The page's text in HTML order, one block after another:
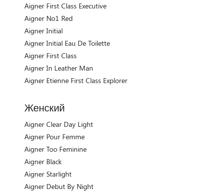
Aigner First Class Executive
Aigner No1 Red
Aigner Initial
Aigner Initial Eau De Toilette
Aigner First Class
Aigner In Leather Man
Aigner Etienne First Class Explorer
Женский
Aigner Clear Day Light
Aigner Pour Femme
Aigner Too Feminine
Aigner Black
Aigner Starlight
Aigner Debut By Night